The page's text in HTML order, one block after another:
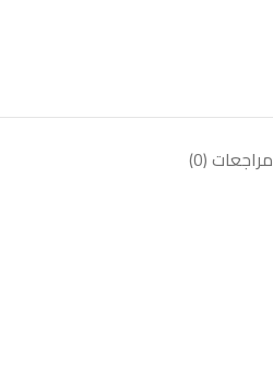
مراجعات (0)